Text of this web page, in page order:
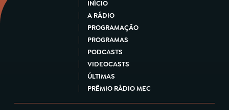
INÍCIO
A RÁDIO
PROGRAMAÇÃO
PROGRAMAS
PODCASTS
VIDEOCASTS
ÚLTIMAS
PRÊMIO RÁDIO MEC